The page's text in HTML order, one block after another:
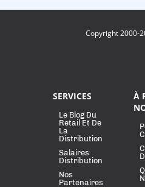
Copyright 2000-
SERVICES
Le Blog Du
Retail Et De
La
Distribution
Salaires
Distribution
Nos
Partenaires
À